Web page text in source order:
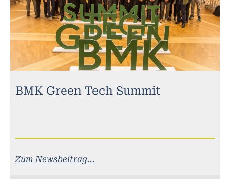
BMK Green Tech Summit
Zum Newsbeitrag...